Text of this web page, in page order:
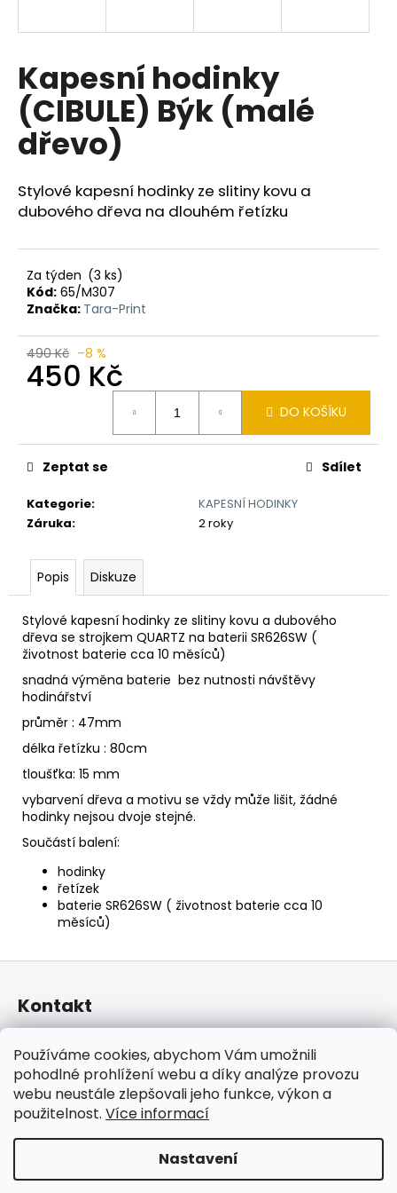
Používáme cookies, abychom Vám umožnili
pohodlné prohlížení webu a díky analýze provozu
webu neustále zlepšovali jeho funkce, výkon a
použitelnost. Více informací
Nastavení
Kapesní hodinky
(CIBULE) Býk (malé
dřevo)
Stylové kapesní hodinky ze slitiny kovu a
dubového dřeva na dlouhém řetízku
Za týden (3 ks)
Kód: 65/M307
Značka: Tara-Print
490 Kč –8 %
450 Kč
DO KOŠÍKU
Kategorie:
KAPESNÍ HODINKY
Záruka: 2 roky
Zeptat se Sdílet
Popis Diskuze
Stylové kapesní hodinky ze slitiny kovu a dubového
dřeva se strojkem QUARTZ na baterii SR626SW (
životnost baterie cca 10 měsíců)
snadná výměna baterie bez nutnosti návštěvy
hodinářství
průměr : 47mm
délka řetízku : 80cm
tloušťka: 15 mm
vybarvení dřeva a motivu se vždy může lišit, žádné
hodinky nejsou dvoje stejné.
Součástí balení:
hodinky
řetízek
baterie SR626SW ( životnost baterie cca 10
měsíců)
í
t
?
HLEDAT
D
o
o
u
j
e
m
e
TERMOHRNEK
300ML
VLK
490
Kč
Původně:
550
Kč
Z
p
a
Kontakt
+420 732 241 665
TARANISO
taraniso.cz